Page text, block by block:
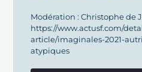
Modération : Christophe de
https://www.actusf.com/
article/imaginales-2021-
atypiques